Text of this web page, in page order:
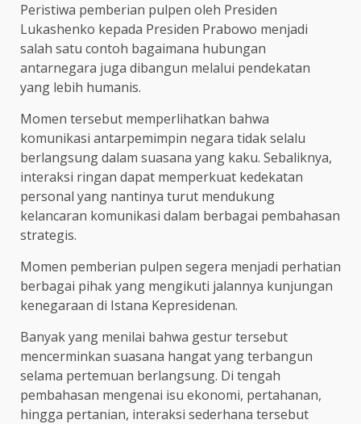
Peristiwa pemberian pulpen oleh Presiden
Lukashenko kepada Presiden Prabowo menjadi
salah satu contoh bagaimana hubungan
antarnegara juga dibangun melalui pendekatan
yang lebih humanis.
Momen tersebut memperlihatkan bahwa
komunikasi antarpemimpin negara tidak selalu
berlangsung dalam suasana yang kaku. Sebaliknya,
interaksi ringan dapat memperkuat kedekatan
personal yang nantinya turut mendukung
kelancaran komunikasi dalam berbagai pembahasan
strategis.
Momen pemberian pulpen segera menjadi perhatian
berbagai pihak yang mengikuti jalannya kunjungan
kenegaraan di Istana Kepresidenan.
Banyak yang menilai bahwa gestur tersebut
mencerminkan suasana hangat yang terbangun
selama pertemuan berlangsung. Di tengah
pembahasan mengenai isu ekonomi, pertahanan,
hingga pertanian, interaksi sederhana tersebut